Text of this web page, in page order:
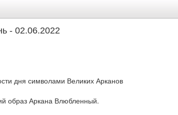
- 02.06.2022
дня символами Великих Арканов
образ Аркана Влюбленный.